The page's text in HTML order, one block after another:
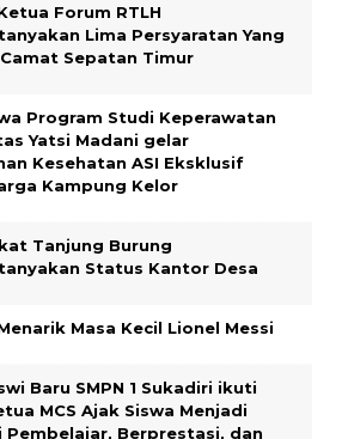
Forum RTLH
Lima Persyaratan Yang
Sepatan Timur
Program Studi Keperawatan
Yatsi Madani gelar
Kesehatan ASI Eksklusif
Kampung ‎Kelor
Tanjung Burung
Status Kantor Desa
Masa Kecil Lionel Messi
Baru SMPN 1 Sukadiri ikuti
MCS Ajak Siswa Menjadi
Pembelajar, Berprestasi, dan